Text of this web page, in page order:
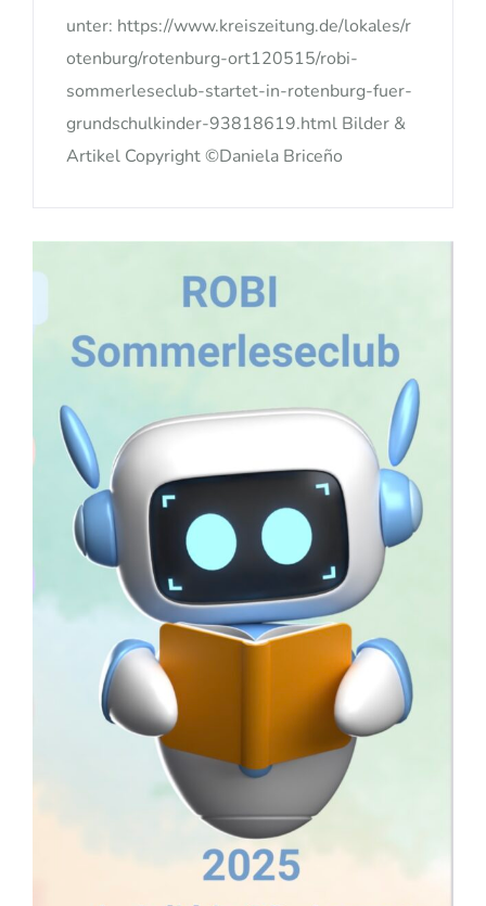
unter: https://www.kreiszeitung.de/lokales/r
otenburg/rotenburg-ort120515/robi-
sommerleseclub-startet-in-rotenburg-fuer-
grundschulkinder-93818619.html Bilder &
Artikel Copyright ©Daniela Briceño